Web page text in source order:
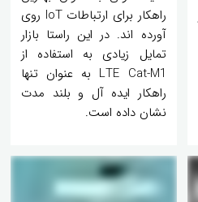
راهکار برای ارتباطات IoT روی
آورده اند. در این راستا بازار
تمایل زیادی به استفاده از
LTE Cat-M1 به عنوان تنها
راهکار ایده آل و بلند مدت
نشان داده است.